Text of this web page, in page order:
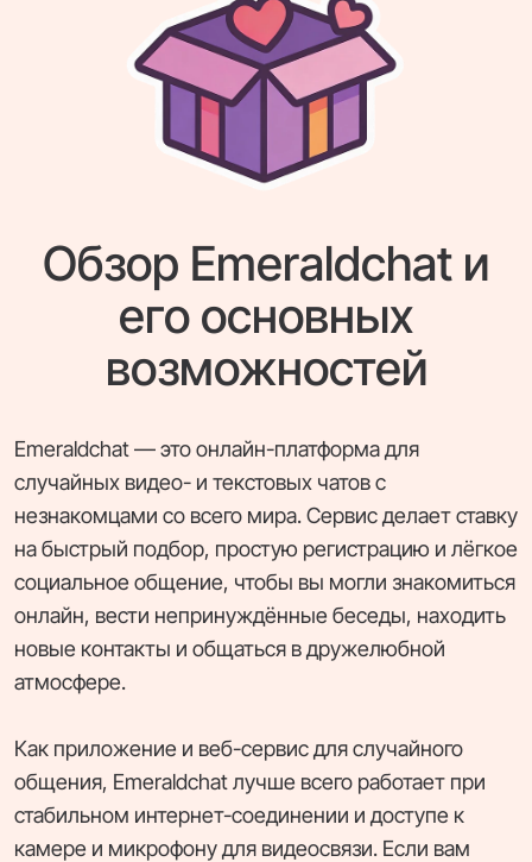
Обзор Emeraldchat и
его основных
возможностей
Emeraldchat — это онлайн-платформа для
случайных видео- и текстовых чатов с
незнакомцами со всего мира. Сервис делает ставку
на быстрый подбор, простую регистрацию и лёгкое
социальное общение, чтобы вы могли знакомиться
онлайн, вести непринуждённые беседы, находить
новые контакты и общаться в дружелюбной
атмосфере.
Как приложение и веб-сервис для случайного
общения, Emeraldchat лучше всего работает при
стабильном интернет-соединении и доступе к
камере и микрофону для видеосвязи. Если вам